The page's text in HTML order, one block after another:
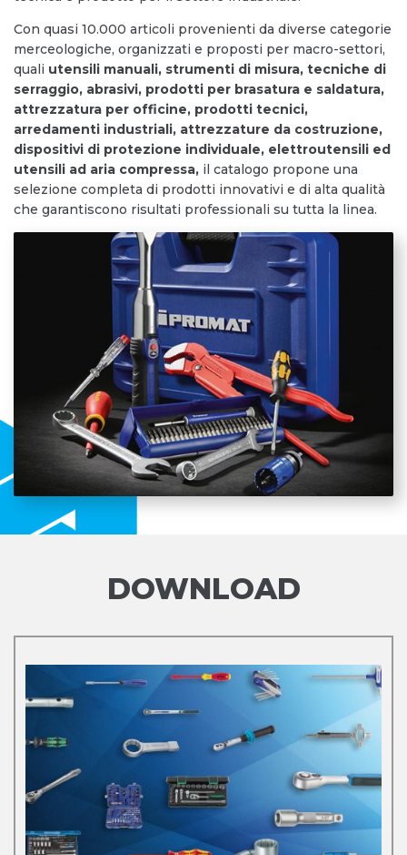
Con quasi 10.000 articoli provenienti da diverse categorie
merceologiche, organizzati e proposti per macro-settori,
quali utensili manuali, strumenti di misura, tecniche di
serraggio, abrasivi, prodotti per brasatura e saldatura,
attrezzatura per officine, prodotti tecnici,
arredamenti industriali, attrezzature da costruzione,
dispositivi di protezione individuale, elettroutensili ed
utensili ad aria compressa, il catalogo propone una
selezione completa di prodotti innovativi e di alta qualità
che garantiscono risultati professionali su tutta la linea.
DOWNLOAD